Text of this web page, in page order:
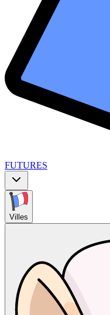
FUTURES
Villes